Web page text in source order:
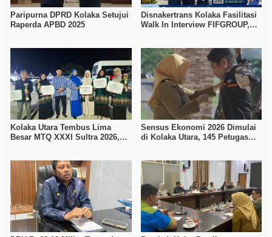
Paripurna DPRD Kolaka Setujui
Raperda APBD 2025
Disnakertrans Kolaka Fasilitasi
Walk In Interview FIFGROUP,
Kolaka Utara Tembus Lima
Besar MTQ XXXI Sultra 2026,
Sensus Ekonomi 2026 Dimulai
di Kolaka Utara, 145 Petugas